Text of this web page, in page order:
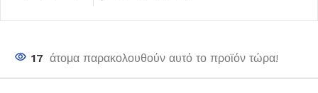
17 άτομα παρακολουθούν αυτό το προϊόν τώρα!